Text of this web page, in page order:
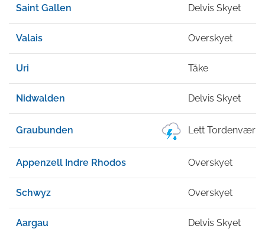
Saint Gallen Delvis Skyet
Valais Overskyet
Uri Tåke
Nidwalden Delvis Skyet
Graubunden Lett Tordenvær
Appenzell Indre Rhodos Overskyet
Schwyz Overskyet
Aargau Delvis Skyet